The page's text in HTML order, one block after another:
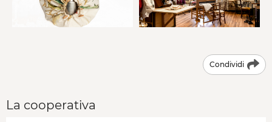
Condividi
La cooperativa